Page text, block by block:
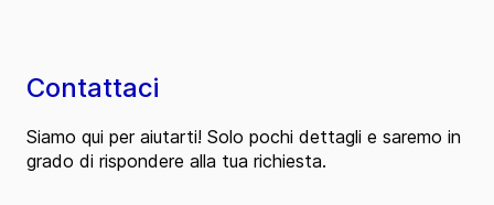
Contattaci
Siamo qui per aiutarti! Solo pochi dettagli e saremo in
grado di rispondere alla tua richiesta.